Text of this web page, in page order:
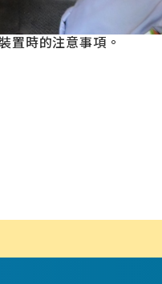
置時的注意事項。